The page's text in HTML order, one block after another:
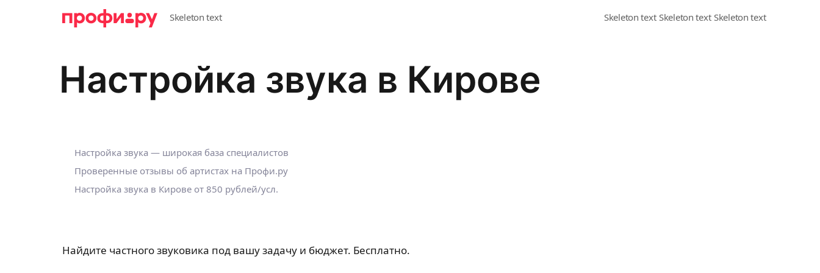
Настройка звука в Кирове
Настройка звука — широкая база специалистов
Проверенные отзывы об артистах на Профи.ру
Настройка звука в Кирове от 850 рублей/усл.
Найдите частного звуковика под вашу задачу и бюджет. Бесплатно.